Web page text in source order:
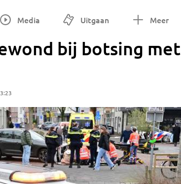
Media Uitgaan Meer
bij botsing met